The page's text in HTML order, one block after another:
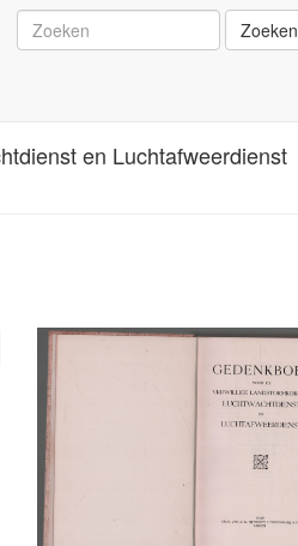
Zoeken
en Luchtafweerdienst